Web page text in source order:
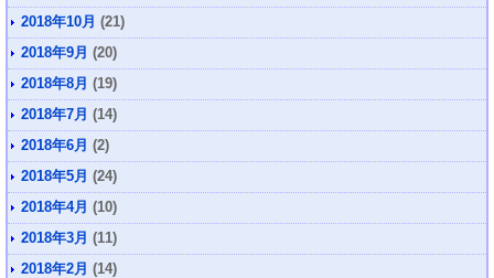
2018年10月 (21)
2018年9月 (20)
2018年8月 (19)
2018年7月 (14)
2018年6月 (2)
2018年5月 (24)
2018年4月 (10)
2018年3月 (11)
2018年2月 (14)